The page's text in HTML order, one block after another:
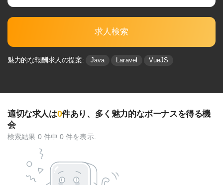
求人検索
魅力的な報酬求人の提案: Java Laravel VueJS
適切な求人は0件あり、多く魅⼒的なボーナスを得る機
会
検索結果 0 件中 0 件を表示.